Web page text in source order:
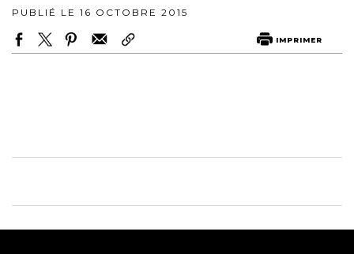
PUBLIÉ LE 16 OCTOBRE 2015
IMPRIMER